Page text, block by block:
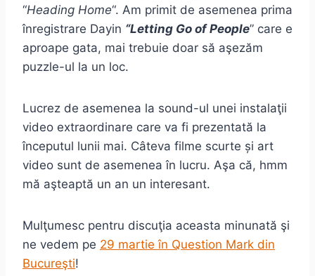
“Heading Home“. Am primit de asemenea prima
înregistrare Dayin “Letting Go of People” care e
aproape gata, mai trebuie doar să aşezăm
puzzle-ul la un loc.
Lucrez de asemenea la sound-ul unei instalaţii
video extraordinare care va fi prezentată la
începutul lunii mai. Câteva filme scurte și art
video sunt de asemenea în lucru. Aşa că, hmm
mă aşteaptă un an un interesant.
Mulţumesc pentru discuţia aceasta minunată şi
ne vedem pe 29 martie în Question Mark din
Bucureşti!